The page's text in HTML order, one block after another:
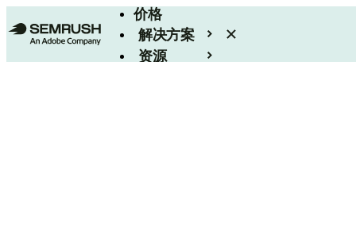
价格
解决方案
资源